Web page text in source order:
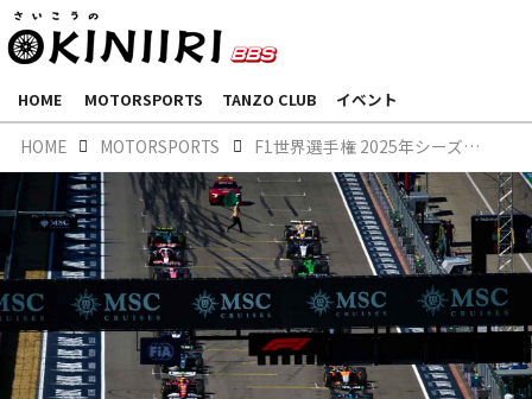
HOME MOTORSPORTS TANZO CLUB イベント
HOME MOTORSPORTS F1世界選手権 2025年シーズン後半戦総括